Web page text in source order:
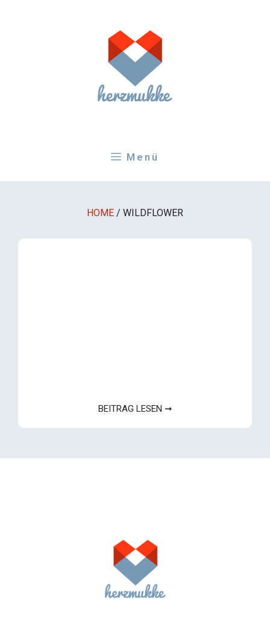
Menü
HOME / WILDFLOWER
BEITRAG LESEN ➞